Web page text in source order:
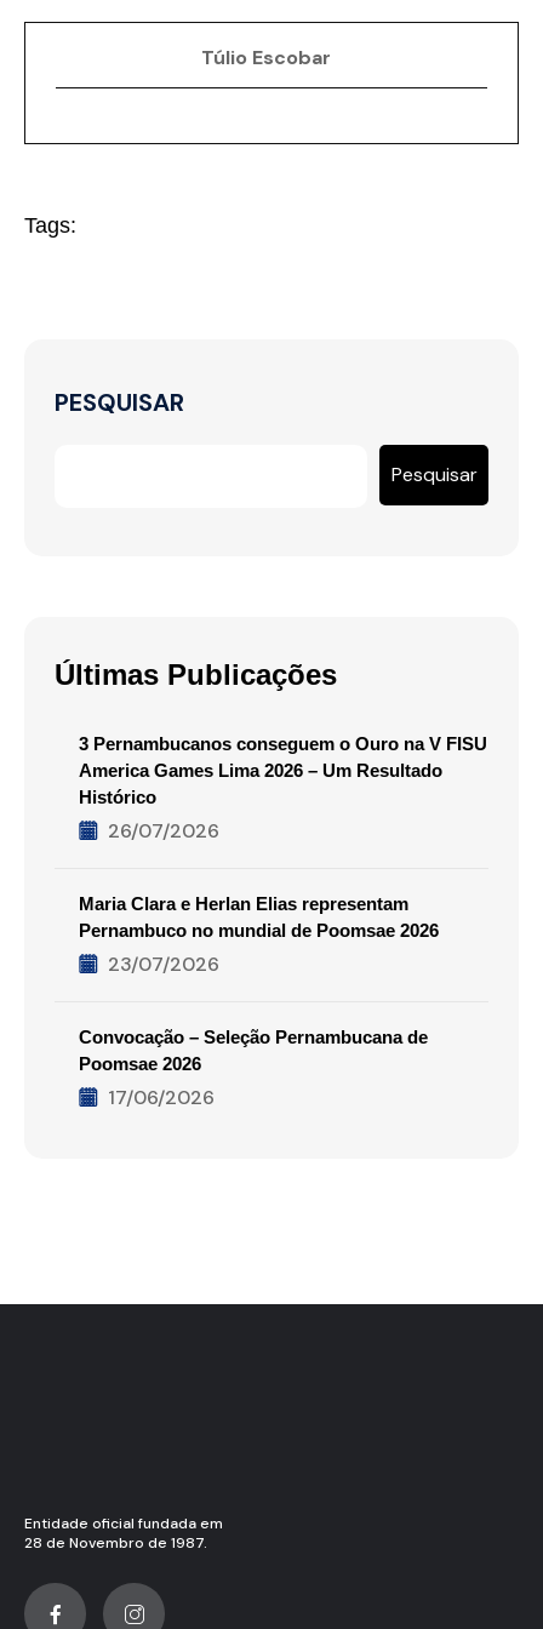
Túlio Escobar
Tags:
PESQUISAR
Pesquisar
Últimas Publicações
3 Pernambucanos conseguem o Ouro na V FISU
America Games Lima 2026 – Um Resultado
Histórico
26/07/2026
Maria Clara e Herlan Elias representam
Pernambuco no mundial de Poomsae 2026
23/07/2026
Convocação – Seleção Pernambucana de
Poomsae 2026
17/06/2026
Entidade oficial fundada em
28 de Novembro de 1987.